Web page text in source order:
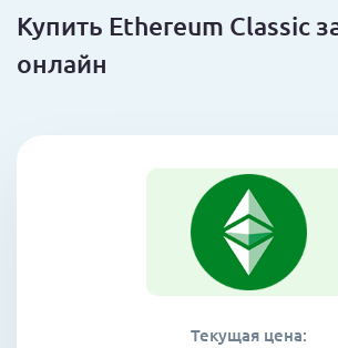
Кошельки
Купить Ethereum Classic
онлайн
Текущая цена: